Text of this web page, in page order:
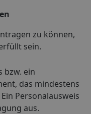
zu können,
sein.
bzw. ein
das mindestens
Personalausweis
aus.